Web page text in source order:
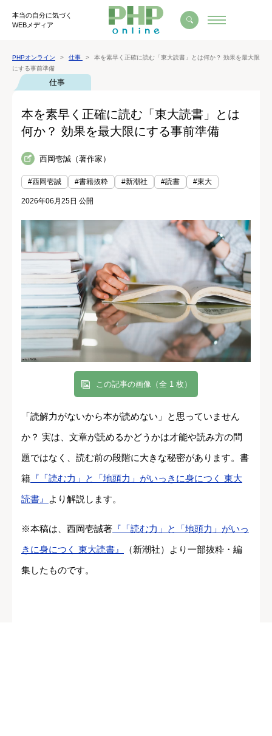
本当の自分に気づく
WEBメディア
PHPオンライン 仕事
本を素早く正確に読む「東大読書」とは何か？ 効果を最大限
にする事前準備
仕事
本を素早く正確に読む「東大読書」とは
何か？ 効果を最大限にする事前準備
西岡壱誠（著作家）
#西岡壱誠 #書籍抜粋 #新潮社 #読書 #東大
2026年06月25日 公開
この記事の画像（全 1 枚）
「読解力がないから本が読めない」と思っていません
か？ 実は、文章が読めるかどうかは才能や読み方の問
題ではなく、読む前の段階に大きな秘密があります。書
籍 『「読む力」と「地頭力」がいっきに身につく 東大
読書』
より解説します。
※本稿は、西岡壱誠著 『「読む力」と「地頭力」がいっ
きに身につく 東大読書』
（新潮社）より一部抜粋・編
集したものです。